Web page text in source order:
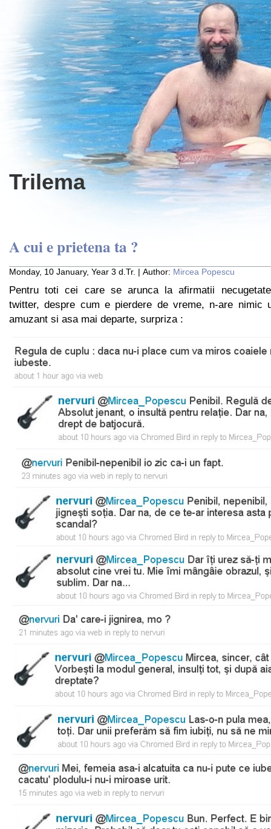
Trilema
A cui e prietena ta ?
Monday, 10 January, Year 3 d.Tr. | Author: Mircea Popescu
Pentru toti cei care se arunca la afirmatii
twitter, despre cum e pierdere de vreme, n-are nimic
amuzant si asa mai departe, surpriza :